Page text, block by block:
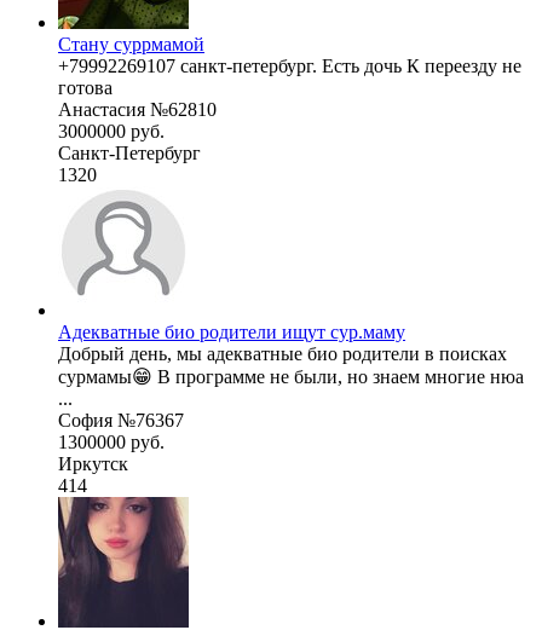
Стану суррмамой
+79992269107 санкт-петербург. Есть дочь К переезду не
готова
Анастасия №62810
3000000 руб.
Санкт-Петербург
1320
Адекватные био родители ищут сур.маму
Добрый день, мы адекватные био родители в поисках
сурмамы😁 В программе не были, но знаем многие нюа
...
София №76367
1300000 руб.
Иркутск
414